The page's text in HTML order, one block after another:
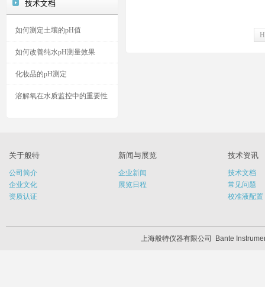
技术文档
如何测定土壤的pH值
如何改善纯水pH测量效果
化妆品的pH测定
溶解氧在水质监控中的重要性
关于般特
公司简介
企业文化
资质认证
新闻与展览
企业新闻
展览日程
技术资讯
技术文档
常见问题
校准液配置
上海般特仪器有限公司 Bante